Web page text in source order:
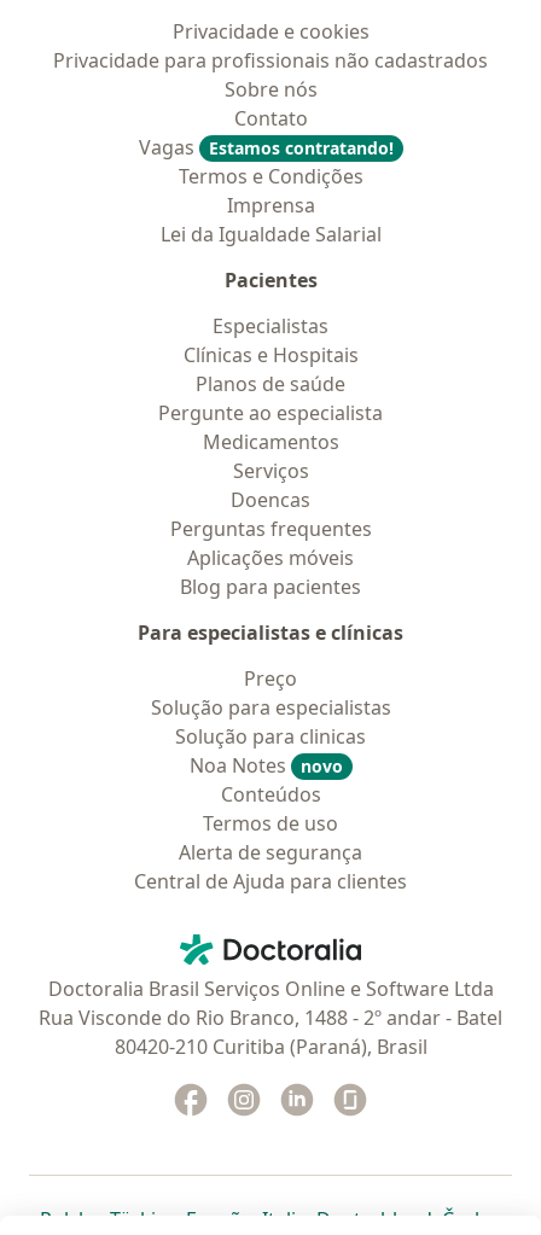
Privacidade e cookies
Privacidade para profissionais não cadastrados
Sobre nós
Contato
Vagas
Estamos contratando!
Termos e Condições
Imprensa
Lei da Igualdade Salarial
Pacientes
Especialistas
Clínicas e Hospitais
Planos de saúde
Pergunte ao especialista
Medicamentos
Serviços
Doencas
Perguntas frequentes
Aplicações móveis
Blog para pacientes
Para especialistas e clínicas
Preço
Solução para especialistas
Solução para clinicas
Noa Notes
novo
Conteúdos
Termos de uso
Alerta de segurança
Central de Ajuda para clientes
Doctoralia - Homepage
Doctoralia Brasil Serviços Online e Software Ltda
Rua Visconde do Rio Branco, 1488 - 2º andar - Batel
80420-210 Curitiba (Paraná), Brasil
Facebook
abre num novo separador
Instagram
abre num novo separador
Linkedin
abre num novo
Polska abre num novo separador
Türkiye abre num novo separador
España abre num novo separador
Italia abre num novo
Deutschlandabre num
Česko